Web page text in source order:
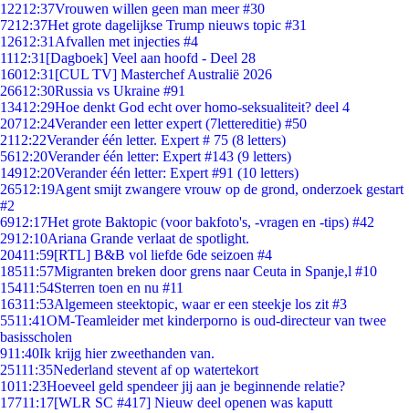
12212:37Vrouwen willen geen man meer #30
7212:37Het grote dagelijkse Trump nieuws topic #31
12612:31 Afvallen met injecties #4
1112:31 [Dagboek] Veel aan hoofd - Deel 28
16012:31 [CUL TV] Masterchef Australië 2026
26612:30Russia vs Ukraine #91
13412:29Hoe denkt God echt over homo-seksualiteit? deel 4
20712:24Verander een letter expert (7lettereditie) #50
2112:22Verander één letter. Expert # 75 (8 letters)
5612:20Verander één letter: Expert #143 (9 letters)
14912:20Verander één letter: Expert #91 (10 letters)
26512:19Agent smijt zwangere vrouw op de grond, onderzoek gestart
#2
6912:17Het grote Baktopic (voor bakfoto's, -vragen en -tips) #42
2912:10Ariana Grande verlaat de spotlight.
20411:59[RTL] B&B vol liefde 6de seizoen #4
18511:57Migranten breken door grens naar Ceuta in Spanje,l #10
15411:54Sterren toen en nu #11
16311:53Algemeen steektopic, waar er een steekje los zit #3
5511:41OM-Teamleider met kinderporno is oud-directeur van twee
basisscholen
911:40Ik krijg hier zweethanden van.
25111:35Nederland stevent af op watertekort
1011:23Hoeveel geld spendeer jij aan je beginnende relatie?
17711:17[WLR SC #417] Nieuw deel openen was kaputt